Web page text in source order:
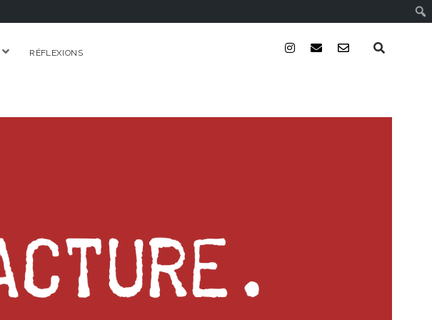
ouvrirRÉFLEXIONS instagram
emailemail-